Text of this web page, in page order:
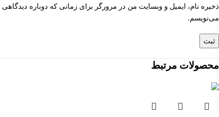
ذخیره نام، ایمیل و وبسایت من در مرورگر برای زمانی که دوباره دیدگاهی
می‌نویسم.
محصولات مرتبط